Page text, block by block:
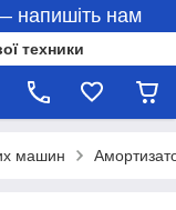
напишіть нам
техники
машин